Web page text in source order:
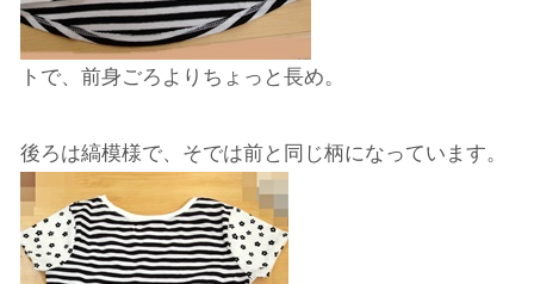
トで、前身ごろよりちょっと長め。
後ろは縞模様で、そでは前と同じ柄になっています。